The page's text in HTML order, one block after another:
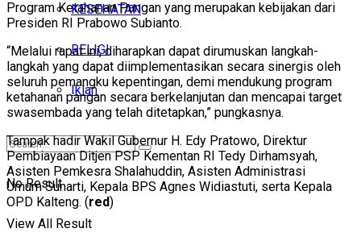
KESEHATAN
RELIGI
Iklan
No Result
View All Result
Program Ketahanan Pangan yang merupakan kebijakan dari
Presiden RI Prabowo Subianto.
“Melalui rapat ini, diharapkan dapat dirumuskan langkah-
langkah yang dapat diimplementasikan secara sinergis oleh
seluruh pemangku kepentingan, demi mendukung program
ketahanan pangan secara berkelanjutan dan mencapai target
swasembada yang telah ditetapkan,” pungkasnya.
Tampak hadir Wakil Gubernur H. Edy Pratowo, Direktur
Pembiayaan Ditjen PSP Kementan RI Tedy Dirhamsyah,
Asisten Pemkesra Shalahuddin, Asisten Administrasi
Umum Sunarti, Kepala BPS Agnes Widiastuti, serta Kepala
OPD Kalteng. (red)